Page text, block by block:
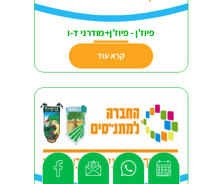
פיוז'ן - פיוז'ן+מודרני ד-ו
קרא עוד